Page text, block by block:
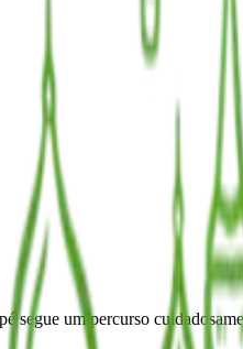
um percurso